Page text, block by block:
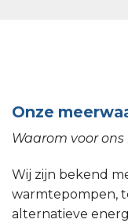
Onze
Waarom voor ons
Wij zijn bekend
warmtepompen,
alternatieve